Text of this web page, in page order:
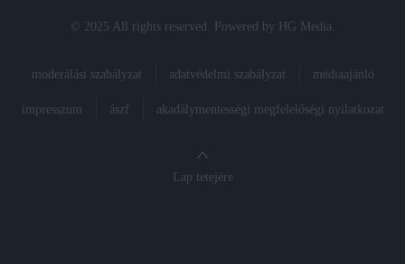
© 2025 All rights reserved. Powered by HG Media
moderálási szabályzat adatvédelmi szabályzat médiaajánló
impresszum ászf akadálymentességi megfelelőségi nyilatkozat
Lap tetejére